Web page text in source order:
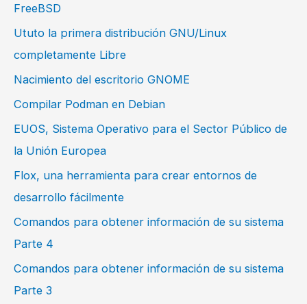
FreeBSD
Ututo la primera distribución GNU/Linux
completamente Libre
Nacimiento del escritorio GNOME
Compilar Podman en Debian
EUOS, Sistema Operativo para el Sector Público de
la Unión Europea
Flox, una herramienta para crear entornos de
desarrollo fácilmente
Comandos para obtener información de su sistema
Parte 4
Comandos para obtener información de su sistema
Parte 3